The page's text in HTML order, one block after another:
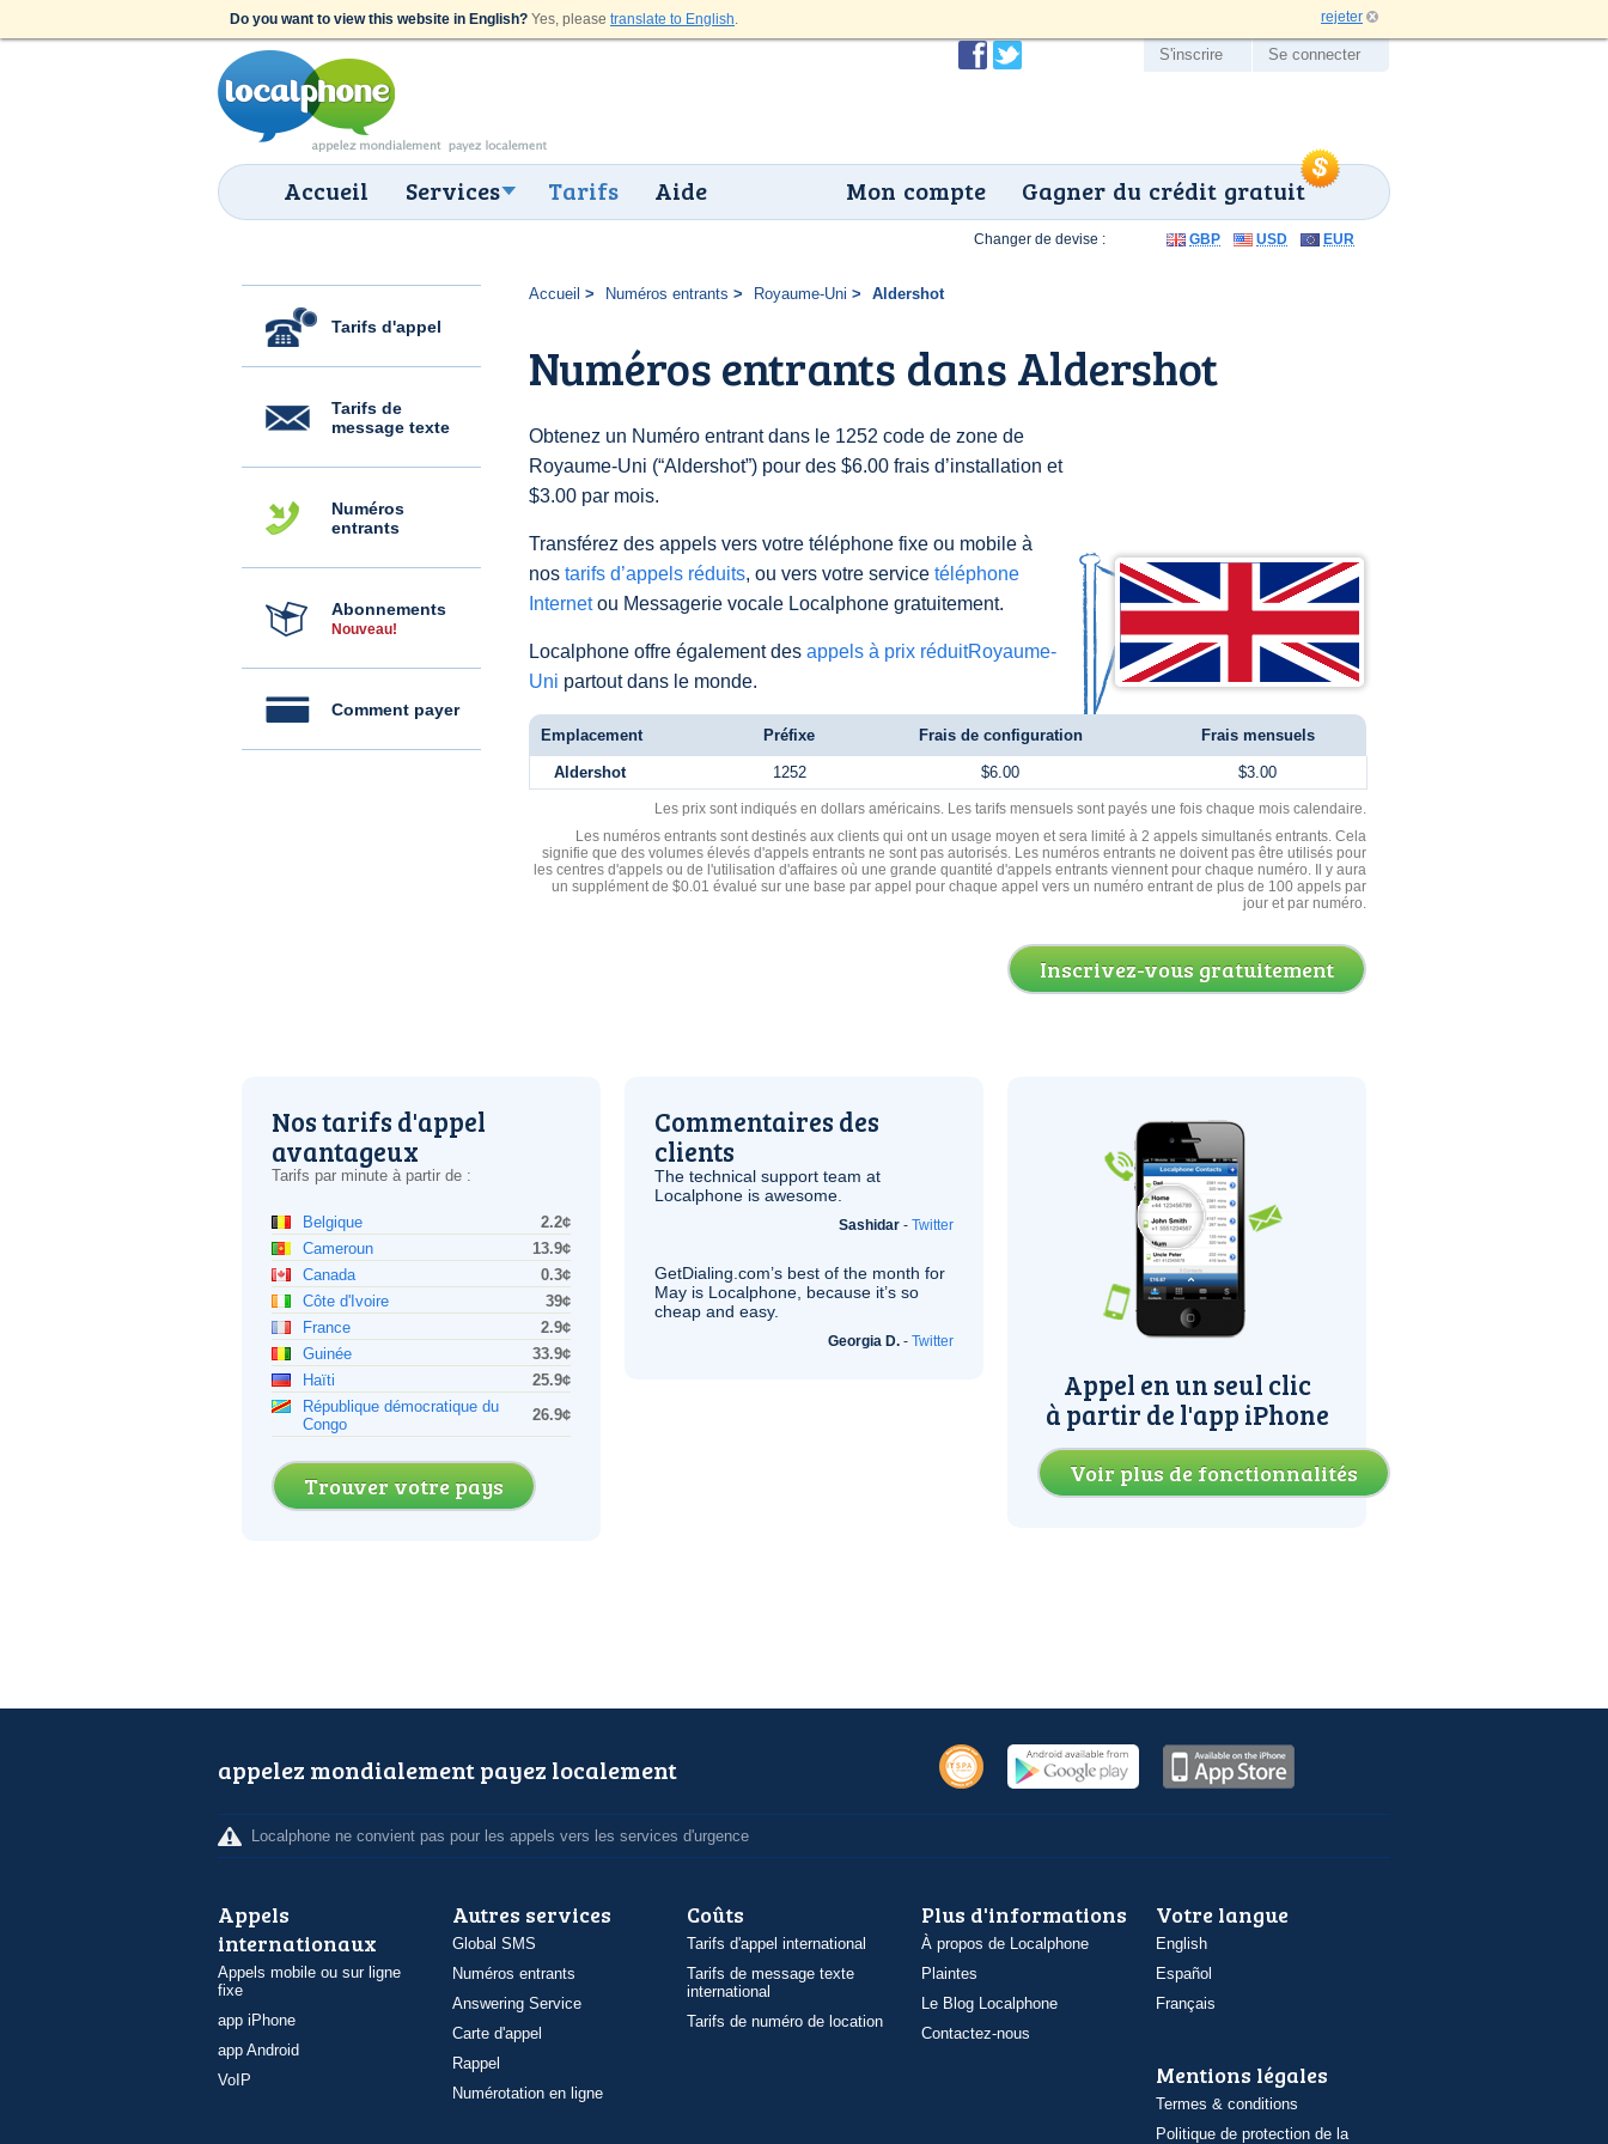
Do you want to view this website in English? Yes, please translate to English. rejeter
Accueil Services Tarifs Aide Gagner du crédit gratuit
Mon compte
S'inscrire Se connecter
Tarifs d'appel
Tarifs de
message texte
Numéros
entrants
Abonnements
Nouveau!
Comment payer
Accueil Numéros entrants Royaume-Uni Aldershot
Numéros entrants dans Aldershot
Obtenez un Numéro entrant dans le 1252 code de zone de
Royaume-Uni (“Aldershot”) pour des $6.00 frais d’installation et
$3.00 par mois.
Transférez des appels vers votre téléphone fixe ou mobile à
nos tarifs d’appels réduits, ou vers votre service téléphone
Internetou Messagerie vocale Localphone gratuitement.
Localphone offre également des appels à prix réduitRoyaume-
Uni partout dans le monde.
Changer de devise : GBP USD EUR
Emplacement Préfixe Frais de configuration Frais mensuels
Aldershot 1252 $6.00 $3.00
Les prix sont indiqués en dollars américains. Les tarifs mensuels sont payés une fois chaque mois calendaire.
Les numéros entrants sont destinés aux clients qui ont un usage moyen et sera limité à 2 appels simultanés entrants. Cela
signifie que des volumes élevés d'appels entrants ne sont pas autorisés. Les numéros entrants ne doivent pas être utilisés pour
les centres d'appels ou de l'utilisation d'affaires où une grande quantité d'appels entrants viennent pour chaque numéro. Il y aura
un supplément de $0.01 évalué sur une base par appel pour chaque appel vers un numéro entrant de plus de 100 appels par
jour et par numéro.
Inscrivez-vous gratuitement
Nos tarifs d'appel
avantageux
Tarifs par minute à partir de :
Belgique
2.2¢
Cameroun
13.9¢
Canada
0.3¢
Côte d'Ivoire
39¢
France
2.9¢
Guinée
33.9¢
Haïti
25.9¢
République démocratique du
Congo
26.9¢
Trouver votre pays
Commentaires des
clients
The technical support team at
Localphone is awesome.
Sashidar - Twitter
GetDialing.com’s best of the month for
May is Localphone, because it’s so
cheap and easy.
Georgia D. - Twitter
Appel en un seul clic
à partir de l'app iPhone
Voir plus de fonctionnalités
appelez mondialement payez localement
Localphone ne convient pas pour les appels vers les services d'urgence
Appels
internationaux
Appels mobile ou sur ligne
fixe
app iPhone
app Android
VoIP
Autres services
Global SMS
Numéros entrants
Answering Service
Carte d'appel
Rappel
Numérotation en ligne
Coûts
Tarifs d'appel international
Tarifs de message texte
international
Tarifs de numéro de location
Plus d'informations
À propos de Localphone
Plaintes
Le Blog Localphone
Contactez-nous
Votre langue
English
Español
Français
Mentions légales
Termes & conditions
Politique de protection de la